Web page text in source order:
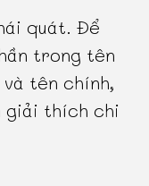
quát. Để
trong tên
tên chính,
giải thích chi